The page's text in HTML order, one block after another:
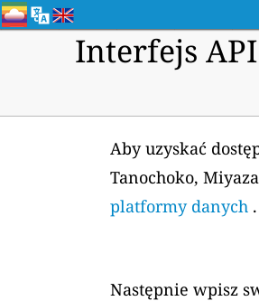
Interfejs
Aby uzyskać
Tanochoko,
platformy danych .
Następnie wpisz